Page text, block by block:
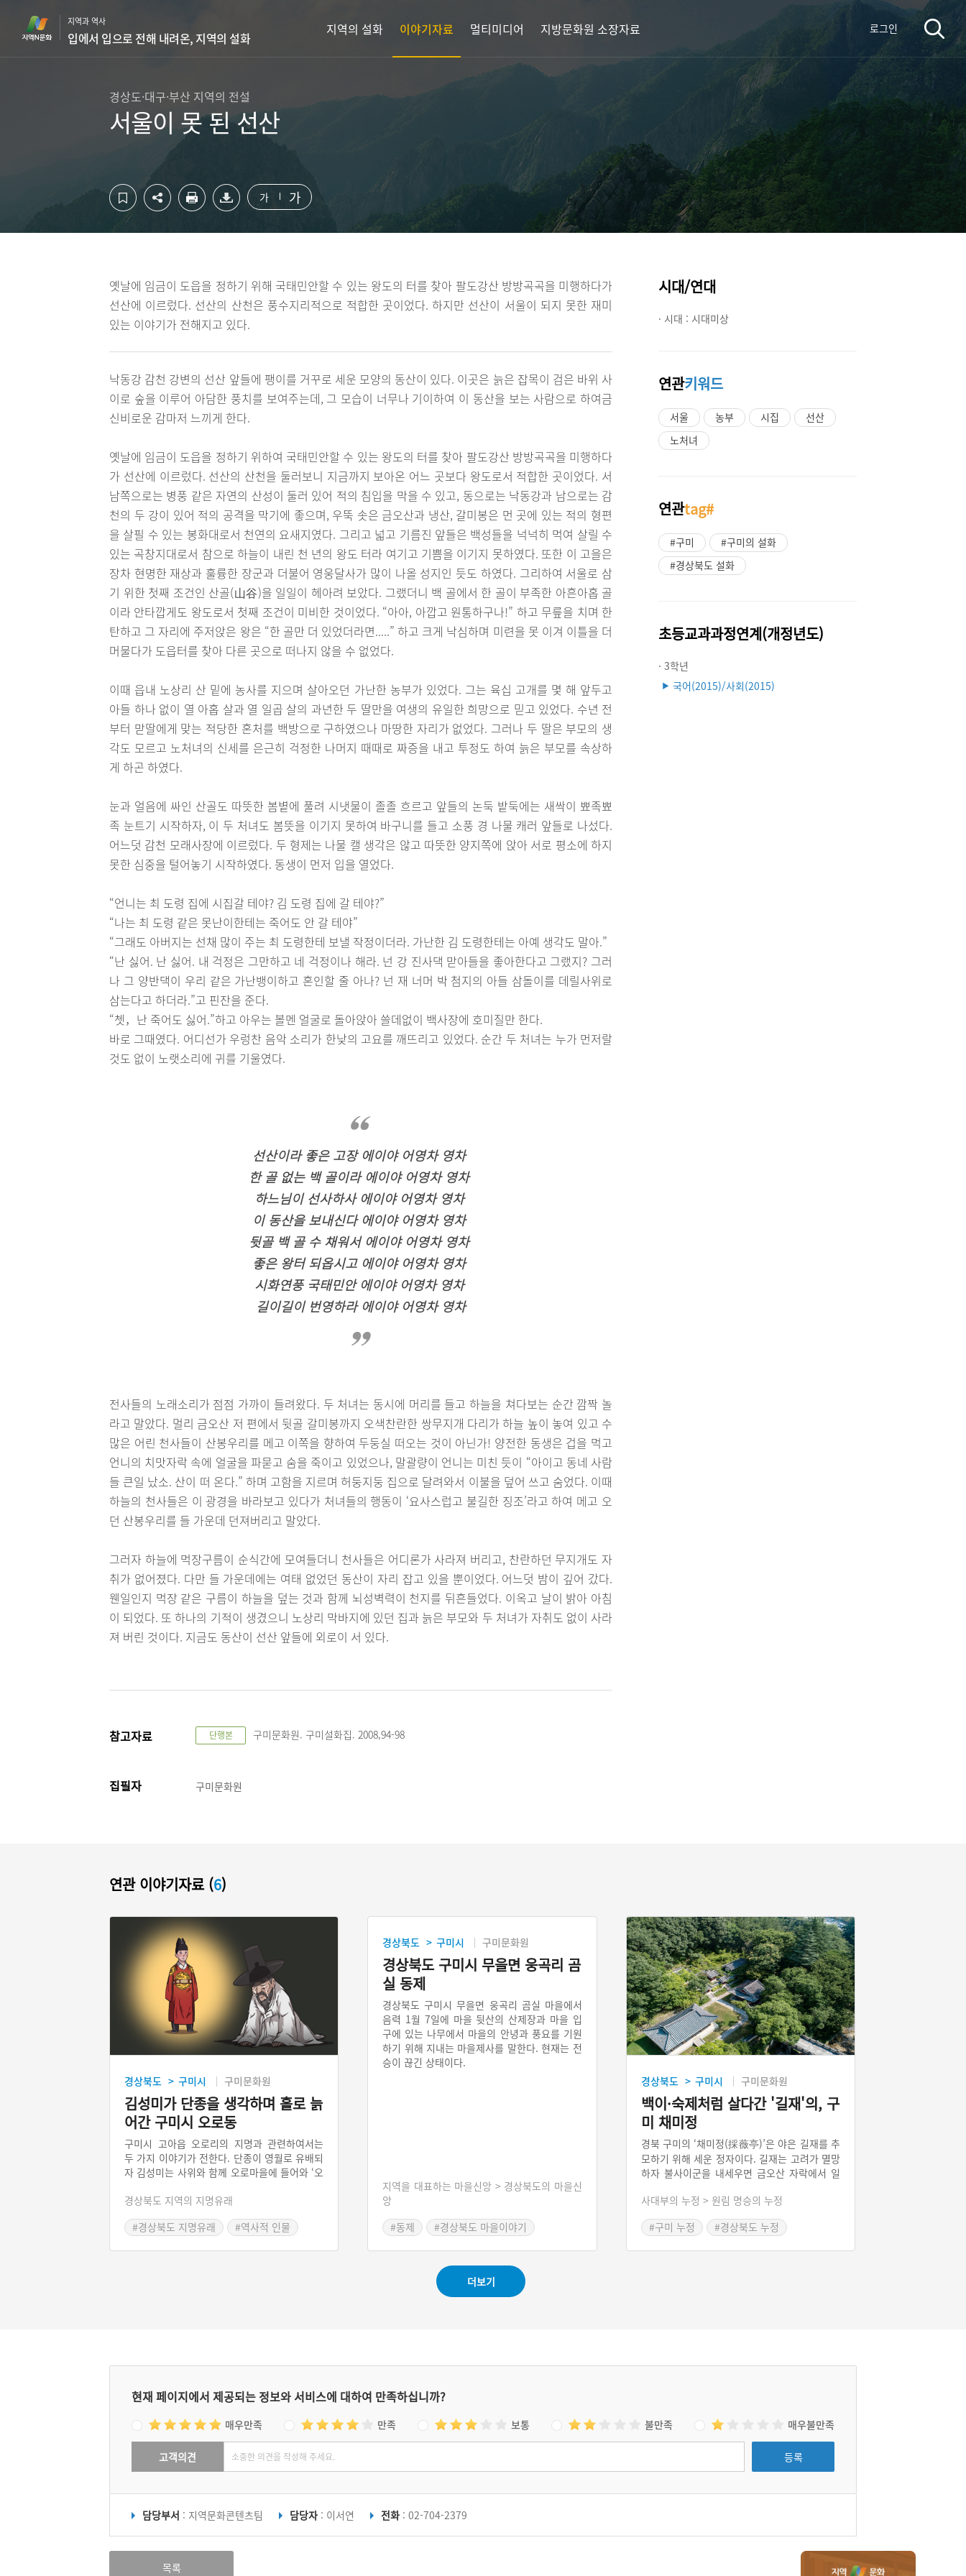
지역과 역사
입에서 입으로 전해 내려온, 지역의 설화
지역의 설화 이야기자료 멀티미디어 지방문화원 소장자료 로그인
경상도·대구·부산 지역의 전설
서울이 못 된 선산
가 가
옛날에 임금이 도읍을 정하기 위해 국태민안할 수 있는 왕도의 터를 찾아 팔도강산 방방곡곡을 미행하다가
선산에 이르렀다. 선산의 산천은 풍수지리적으로 적합한 곳이었다. 하지만 선산이 서울이 되지 못한 재미
있는 이야기가 전해지고 있다.
낙동강 감천 강변의 선산 앞들에 팽이를 거꾸로 세운 모양의 동산이 있다. 이곳은 늙은 잡목이 검은 바위 사
이로 숲을 이루어 아담한 풍치를 보여주는데, 그 모습이 너무나 기이하여 이 동산을 보는 사람으로 하여금
신비로운 감마저 느끼게 한다.
옛날에 임금이 도읍을 정하기 위하여 국태민안할 수 있는 왕도의 터를 찾아 팔도강산 방방곡곡을 미행하다
가 선산에 이르렀다. 선산의 산천을 둘러보니 지금까지 보아온 어느 곳보다 왕도로서 적합한 곳이었다. 서
남쪽으로는 병풍 같은 자연의 산성이 둘러 있어 적의 침입을 막을 수 있고, 동으로는 낙동강과 남으로는 감
천의 두 강이 있어 적의 공격을 막기에 좋으며, 우뚝 솟은 금오산과 냉산, 갈미봉은 먼 곳에 있는 적의 형편
을 살필 수 있는 봉화대로서 천연의 요새지였다. 그리고 넓고 기름진 앞들은 백성들을 넉넉히 먹여 살릴 수
있는 곡창지대로서 참으로 하늘이 내린 천 년의 왕도 터라 여기고 기쁨을 이기지 못하였다. 또한 이 고을은
장차 현명한 재상과 훌륭한 장군과 더불어 영웅달사가 많이 나올 성지인 듯도 하였다. 그리하여 서울로 삼
기 위한 첫째 조건인 산골(山谷)을 일일이 헤아려 보았다. 그랬더니 백 골에서 한 골이 부족한 아흔아홉 골
이라 안타깝게도 왕도로서 첫째 조건이 미비한 것이었다. “아아, 아깝고 원통하구나!” 하고 무릎을 치며 한
탄하고 그 자리에 주저앉은 왕은 “한 골만 더 있었더라면.....” 하고 크게 낙심하며 미련을 못 이겨 이틀을 더
머물다가 도읍터를 찾아 다른 곳으로 떠나지 않을 수 없었다.
이때 읍내 노상리 산 밑에 농사를 지으며 살아오던 가난한 농부가 있었다. 그는 육십 고개를 몇 해 앞두고
아들 하나 없이 열 아홉 살과 열 일곱 살의 과년한 두 딸만을 여생의 유일한 희망으로 믿고 있었다. 수년 전
부터 맏딸에게 맞는 적당한 혼처를 백방으로 구하였으나 마땅한 자리가 없었다. 그러나 두 딸은 부모의 생
각도 모르고 노처녀의 신세를 은근히 걱정한 나머지 때때로 짜증을 내고 투정도 하여 늙은 부모를 속상하
게 하곤 하였다.
눈과 얼음에 싸인 산골도 따뜻한 봄볕에 풀려 시냇물이 졸졸 흐르고 앞들의 논둑 밭둑에는 새싹이 뾰족뾰
족 눈트기 시작하자, 이 두 처녀도 봄뜻을 이기지 못하여 바구니를 들고 소풍 경 나물 캐러 앞들로 나섰다.
어느덧 감천 모래사장에 이르렀다. 두 형제는 나물 캘 생각은 않고 따뜻한 양지쪽에 앉아 서로 평소에 하지
못한 심중을 털어놓기 시작하였다. 동생이 먼저 입을 열었다.
“언니는 최 도령 집에 시집갈 테야? 김 도령 집에 갈 테야?”
“나는 최 도령 같은 못난이한테는 죽어도 안 갈 테야”
“그래도 아버지는 선채 많이 주는 최 도령한테 보낼 작정이더라. 가난한 김 도령한테는 아예 생각도 말아.”
“난 싫어. 난 싫어. 내 걱정은 그만하고 네 걱정이나 해라. 넌 강 진사댁 맏아들을 좋아한다고 그랬지? 그러
나 그 양반댁이 우리 같은 가난뱅이하고 혼인할 줄 아나? 넌 재 너머 박 첨지의 아들 삼돌이를 데릴사위로
삼는다고 하더라.”고 핀잔을 준다.
“쳇，난 죽어도 싫어.”하고 아우는 볼멘 얼굴로 돌아앉아 쓸데없이 백사장에 호미질만 한다.
바로 그때였다. 어디선가 우렁찬 음악 소리가 한낮의 고요를 깨뜨리고 있었다. 순간 두 처녀는 누가 먼저랄
것도 없이 노랫소리에 귀를 기울였다.
선산이라 좋은 고장 에이야 어영차 영차
한 골 없는 백 골이라 에이야 어영차 영차
하느님이 선사하사 에이야 어영차 영차
이 동산을 보내신다 에이야 어영차 영차
뒷골 백 골 수 채워서 에이야 어영차 영차
좋은 왕터 되옵시고 에이야 어영차 영차
시화연풍 국태민안 에이야 어영차 영차
길이길이 번영하라 에이야 어영차 영차
전사들의 노래소리가 점점 가까이 들려왔다. 두 처녀는 동시에 머리를 들고 하늘을 쳐다보는 순간 깜짝 놀
라고 말았다. 멀리 금오산 저 편에서 뒷골 갈미봉까지 오색찬란한 쌍무지개 다리가 하늘 높이 놓여 있고 수
많은 어린 천사들이 산봉우리를 메고 이쪽을 향하여 두둥실 떠오는 것이 아닌가! 양전한 동생은 겁을 먹고
언니의 치맛자락 속에 얼굴을 파묻고 숨을 죽이고 있었으나, 말괄량이 언니는 미친 듯이 “아이고 동네 사람
들 큰일 났소. 산이 떠 온다.” 하며 고함을 지르며 허둥지둥 집으로 달려와서 이불을 덮어 쓰고 숨었다. 이때
하늘의 천사들은 이 광경을 바라보고 있다가 처녀들의 행동이 ‘요사스럽고 불길한 징조’라고 하여 메고 오
던 산봉우리를 들 가운데 던져버리고 말았다.
그러자 하늘에 먹장구름이 순식간에 모여들더니 천사들은 어디론가 사라져 버리고, 찬란하던 무지개도 자
취가 없어졌다. 다만 들 가운데에는 여태 없었던 동산이 자리 잡고 있을 뿐이었다. 어느덧 밤이 깊어 갔다.
웬일인지 먹장 같은 구름이 하늘을 덮는 것과 함께 뇌성벽력이 천지를 뒤흔들었다. 이옥고 날이 밝아 아침
이 되었다. 또 하나의 기적이 생겼으니 노상리 막바지에 있던 집과 늙은 부모와 두 처녀가 자취도 없이 사라
져 버린 것이다. 지금도 동산이 선산 앞들에 외로이 서 있다.
참고자료 단행본 구미문화원. 구미설화집. 2008,94-98
집필자 구미문화원
시대/연대
· 시대 : 시대미상
연관키워드
서울 농부 시집
선산
노처녀
연관tag#
#구미
#구미의 설화
#경상북도 설화
초등교과과정연계(개정년도)
· 3학년
▶ 국어(2015)/사회(2015)
연관 이야기자료 (6)
경상북도 > 구미시 구미문화원
김성미가 단종을 생각하며 홀로 늙
어간 구미시 오로동
구미시 고아읍 오로리의 지명과 관련하여서는
두 가지 이야기가 전한다. 단종이 영월로 유배되
자 김성미는 사위와 함께 오로마을에 들어와 ‘오
죽었다. 훗날 사람들이 그의 충절을 높이 사 ‘오
로동’이라 이름하였다. 또 하나는 세종 때 심온
이 역적으로 몰려 죽자, 그의 아들 심회가 강거
경상북도 지역의 지명유래
#경상북도 지명유래
#역사적 인물
경상북도 > 구미시 구미문화원
경상북도 구미시 무을면 웅곡리 곰
실 동제
경상북도 구미시 무을면 웅곡리 곰실 마을에서
음력 1월 7일에 마을 뒷산의 산제장과 마을 입
구에 있는 나무에서 마을의 안녕과 풍요를 기원
하기 위해 지내는 마을제사를 말한다. 현재는 전
승이 끊긴 상태이다.
지역을 대표하는 마을신앙 > 경상북도의 마을신
앙
#동제
#경상북도 마을이야기
경상북도 > 구미시 구미문화원
백이·숙제처럼 살다간 '길재'의, 구
미 채미정
경북 구미의 ‘채미정(採薇亭)’은 야은 길재를 추
모하기 위해 세운 정자이다. 길재는 고려가 멸망
하자 불사이군을 내세우면 금오산 자락에서 일
와 닮아있었다. 백이·숙제는 은나라가 망하자 수
양산에 들어가 고사리를 캐먹고 살다 죽었다. 그
래서 길재가 죽은 지 350년 후인 1768년(영조
사대부의 누정 > 원림 명승의 누정
#구미 누정
#경상북도 누정
더보기
현재 페이지에서 제공되는 정보와 서비스에 대하여 만족하십니까?
매우만족 만족 보통 불만족 매우불만족
고객의견 등록
담당부서 : 지역문화콘텐츠팀 담당자 : 이서연 전화 : 02-704-2379
목록